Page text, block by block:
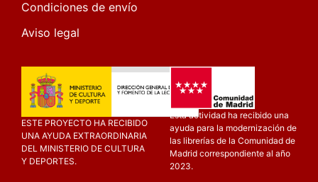
Condiciones de envío
Aviso legal
ESTE PROYECTO HA RECIBIDO
UNA AYUDA EXTRAORDINARIA
DEL MINISTERIO DE CULTURA
Y DEPORTES.
Esta actividad ha recibido una
ayuda para la modernización de
las librerías de la Comunidad de
Madrid correspondiente al año
2023.